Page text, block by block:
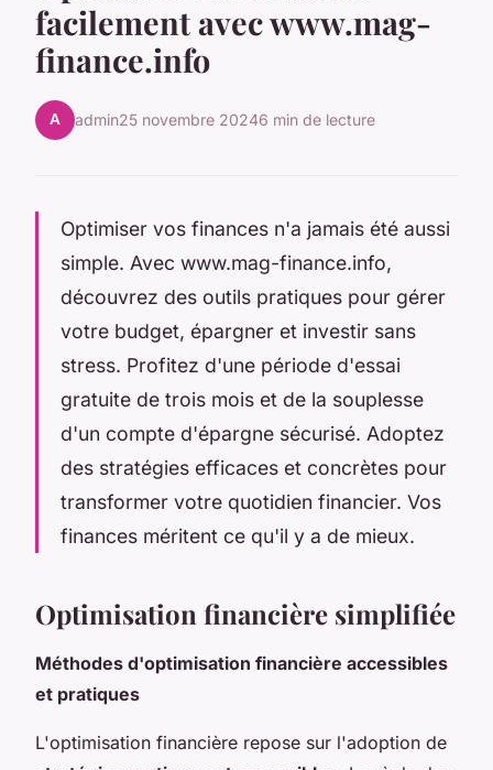
facilement avec www.mag-
finance.info
A admin25 novembre 20246 min de lecture
Optimiser vos finances n'a jamais été aussi
simple. Avec www.mag-finance.info,
découvrez des outils pratiques pour gérer
votre budget, épargner et investir sans
stress. Profitez d'une période d'essai
gratuite de trois mois et de la souplesse
d'un compte d'épargne sécurisé. Adoptez
des stratégies efficaces et concrètes pour
transformer votre quotidien financier. Vos
finances méritent ce qu'il y a de mieux.
Optimisation financière simplifiée
Méthodes d'optimisation financière accessibles
et pratiques
L'optimisation financière repose sur l'adoption de